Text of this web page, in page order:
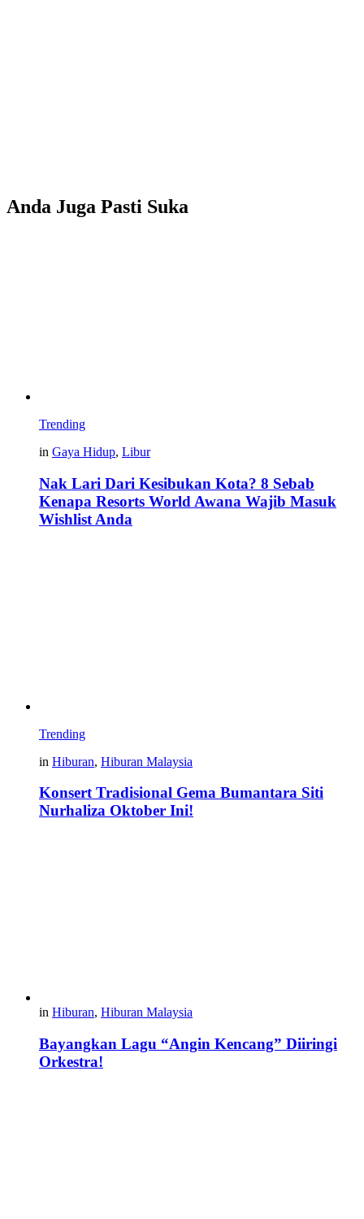
Anda Juga Pasti Suka
Trending
in Gaya Hidup, Libur
Nak Lari Dari Kesibukan Kota? 8 Sebab
Kenapa Resorts World Awana Wajib Masuk
Wishlist Anda
Trending
in Hiburan, Hiburan Malaysia
Konsert Tradisional Gema Bumantara Siti
Nurhaliza Oktober Ini!
in Hiburan, Hiburan Malaysia
Bayangkan Lagu “Angin Kencang” Diiringi
Orkestra!